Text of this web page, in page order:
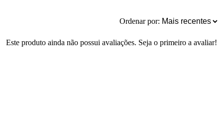
Ordenar por:
Este produto ainda não possui avaliações. Seja o primeiro a avaliar!